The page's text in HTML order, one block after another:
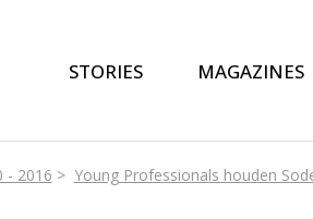
STORIES MAGAZINES
- 2016 Young Professionals houden